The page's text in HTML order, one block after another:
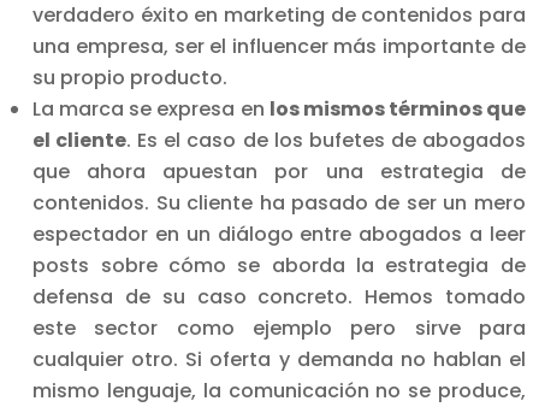
verdadero éxito en marketing de contenidos para
una empresa, ser el influencer más importante de
su propio producto.
La marca se expresa en los mismos términos que
el cliente. Es el caso de los bufetes de abogados
que ahora apuestan por una estrategia de
contenidos. Su cliente ha pasado de ser un mero
espectador en un diálogo entre abogados a leer
posts sobre cómo se aborda la estrategia de
defensa de su caso concreto. Hemos tomado
este sector como ejemplo pero sirve para
cualquier otro. Si oferta y demanda no hablan el
mismo lenguaje, la comunicación no se produce,